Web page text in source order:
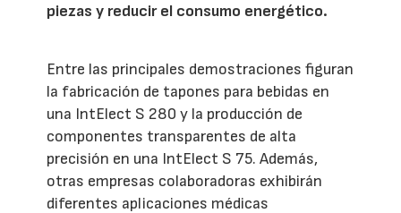
piezas y reducir el consumo energético.
Entre las principales demostraciones figuran
la fabricación de tapones para bebidas en
una IntElect S 280 y la producción de
componentes transparentes de alta
precisión en una IntElect S 75. Además,
otras empresas colaboradoras exhibirán
diferentes aplicaciones médicas